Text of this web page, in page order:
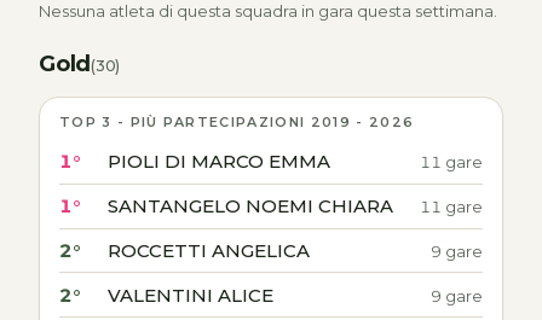
Nessuna atleta di questa squadra in gara questa settimana.
Gold(30)
TOP 3 - PIÙ PARTECIPAZIONI 2019 - 2026
1° PIOLI DI MARCO EMMA 11 gare
1° SANTANGELO NOEMI CHIARA 11 gare
2° ROCCETTI ANGELICA 9 gare
2° VALENTINI ALICE 9 gare